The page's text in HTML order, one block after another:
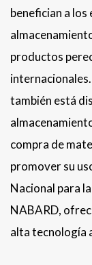
benefician a
productos
también está
compra de
promover su
Nacional para
NABARD,
alta tecnología